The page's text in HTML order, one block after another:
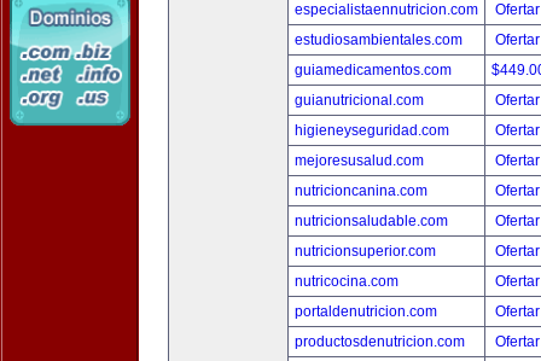
especialistaennutricion.com
estudiosambientales.com
guiamedicamentos.com
guianutricional.com
higieneyseguridad.com
mejoresusalud.com
nutricioncanina.com
nutricionsaludable.com
nutricionsuperior.com
nutricocina.com
portaldenutricion.com
productosdenutricion.com